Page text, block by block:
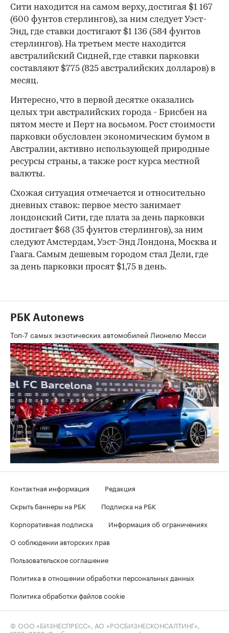
Сити находится на самом верху, достигая $1 167
(600 фунтов стерлингов), за ним следует Уэст-
Энд, где ставки достигают $1 136 (584 фунтов
стерлингов). На третьем месте находится
австралийский Сидней, где ставки парковки
составляют $775 (825 австралийских долларов) в
месяц.
Интересно, что в первой десятке оказались
целых три австралийских города - Брисбен на
пятом месте и Перт на восьмом. Рост стоимости
парковки обусловлен экономическим бумом в
Австралии, активно использующей природные
ресурсы страны, а также рост курса местной
валюты.
Схожая ситуация отмечается и относительно
дневных ставок: первое место занимает
лондонский Сити, где плата за день парковки
достигает $68 (35 фунтов стерлингов), за ним
следуют Амстердам, Уэст-Энд Лондона, Москва и
Гаага. Самым дешевым городом стал Дели, где
за день парковки просят $1,75 в день.
РБК Autonews
Топ-7 самых экзотических автомобилей Лионелю Месси
Контактная информация
Редакция
Скрыть баннеры на РБК
Подписка на РБК
Корпоративная подписка
Информация об ограничениях
О соблюдении авторских прав
Пользовательское соглашение
Политика в отношении обработки персональных данных
Политика обработки файлов cookie
© ООО «БИЗНЕСПРЕСС», АО «РОСБИЗНЕСКОНСАЛТИНГ»,